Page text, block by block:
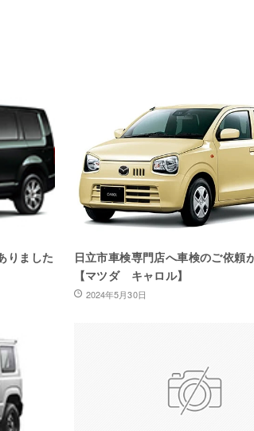
りました
日立市車検専門店へ車検のご依頼
【マツダ キャロル】
2024年5月30日